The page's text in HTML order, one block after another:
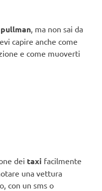
, ma non sai da
capire anche come
e come muoverti
dei taxi facilmente
una vettura
con un sms o